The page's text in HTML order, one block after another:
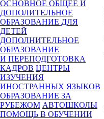
ОСНОВНОЕ ОБЩЕЕ И
ДОПОЛИТЕЛЬНОЕ
ОБРАЗОВАНИЕ ДЛЯ
ДЕТЕЙ
ДОПОЛНИТЕЛЬНОЕ
ОБРАЗОВАНИЕ
И ПЕРЕПОДГОТОВКА
КАДРОВ ЦЕНТРЫ
ИЗУЧЕНИЯ
ИНОСТРАННЫХ ЯЗЫКОВ
ОБРАЗОВАНИЕ ЗА
РУБЕЖОМ АВТОШКОЛЫ
ПОМОЩЬ В ОБУЧЕНИИ